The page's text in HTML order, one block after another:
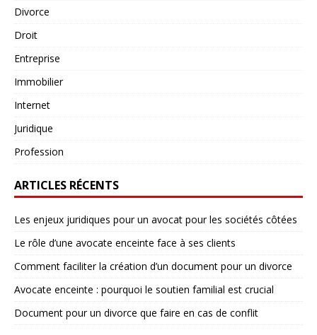
Divorce
Droit
Entreprise
Immobilier
Internet
Juridique
Profession
ARTICLES RÉCENTS
Les enjeux juridiques pour un avocat pour les sociétés côtées
Le rôle d’une avocate enceinte face à ses clients
Comment faciliter la création d’un document pour un divorce
Avocate enceinte : pourquoi le soutien familial est crucial
Document pour un divorce que faire en cas de conflit